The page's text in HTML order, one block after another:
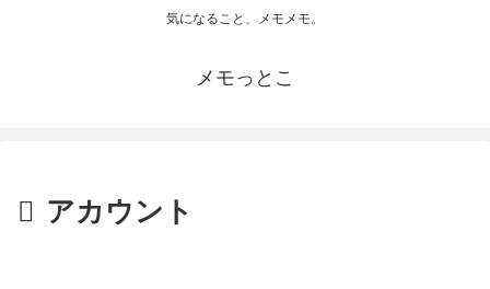
気になること、メモメモ。
メモっとこ
アカウント